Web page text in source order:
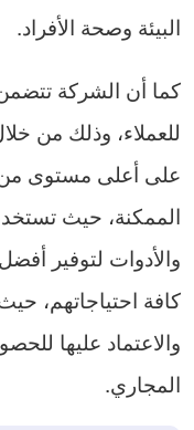
البيئة وصحة الأفراد.
كما أن الشركة
للعملاء، وذلك من
على أعلى مستوى من
الممكنة، حيث
والأدوات لتوفير
كافة احتياجاتهم،
والاعتماد عليها
المجاري.